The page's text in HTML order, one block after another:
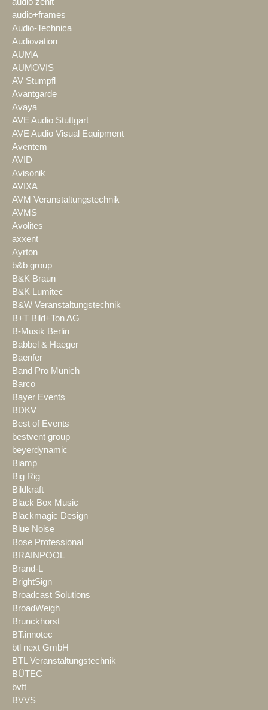
audio+frames
Audio-Technica
Audiovation
AUMA
AUMOVIS
AV Stumpfl
Avantgarde
Avaya
AVE Audio Stuttgart
AVE Audio Visual Equipment
Aventem
AVID
Avisonik
AVIXA
AVM Veranstaltungstechnik
AVMS
Avolites
axxent
Ayrton
b&b group
B&K Braun
B&K Lumitec
B&W Veranstaltungstechnik
B+T Bild+Ton AG
B-Musik Berlin
Babbel & Haeger
Baenfer
Band Pro Munich
Barco
Bayer Events
BDKV
Best of Events
bestvent group
beyerdynamic
Biamp
Big Rig
Bildkraft
Black Box Music
Blackmagic Design
Blue Noise
Bose Professional
BRAINPOOL
Brand-L
BrightSign
Broadcast Solutions
BroadWeigh
Brunckhorst
BT.innotec
btl next GmbH
BTL Veranstaltungstechnik
BÜTEC
bvft
BVVS